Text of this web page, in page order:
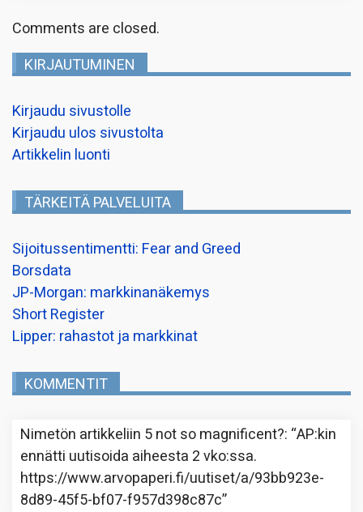
Comments are closed.
KIRJAUTUMINEN
Kirjaudu sivustolle
Kirjaudu ulos sivustolta
Artikkelin luonti
TÄRKEITÄ PALVELUITA
Sijoitussentimentti: Fear and Greed
Borsdata
JP-Morgan: markkinanäkemys
Short Register
Lipper: rahastot ja markkinat
KOMMENTIT
Nimetön artikkeliin 5 not so magnificent?: “AP:kin
ennätti uutisoida aiheesta 2 vko:ssa.
https://www.arvopaperi.fi/uutiset/a/93bb923e-
8d89-45f5-bf07-f957d398c87c”